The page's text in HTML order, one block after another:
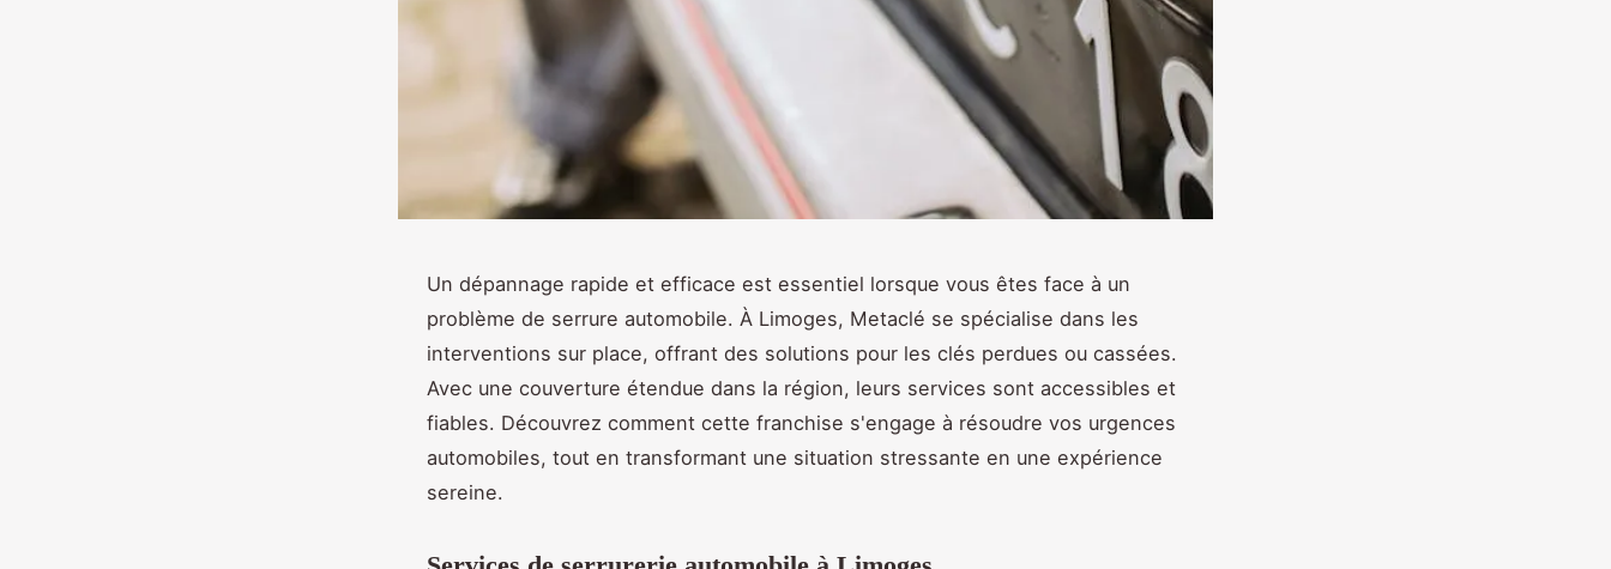
Un dépannage rapide et efficace est essentiel lorsque vous êtes face à un
problème de serrure automobile. À Limoges, Metaclé se spécialise dans les
interventions sur place, offrant des solutions pour les clés perdues ou cassées.
Avec une couverture étendue dans la région, leurs services sont accessibles et
fiables. Découvrez comment cette franchise s'engage à résoudre vos urgences
automobiles, tout en transformant une situation stressante en une expérience
sereine.